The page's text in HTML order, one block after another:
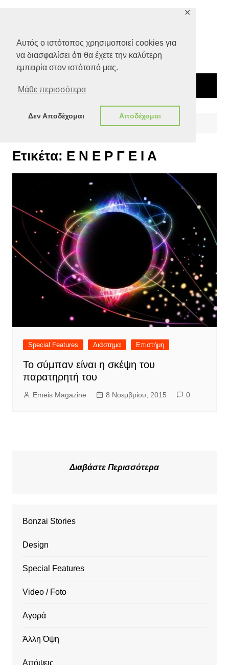
Αυτός ο ιστότοπος χρησιμοποιεί cookies για
να διασφαλίσει ότι θα έχετε την καλύτερη
εμπειρία στον ιστότοπό μας.
Μάθε περισσότερα
Δεν Αποδέχομαι Αποδέχομαι
✕
Ε Ν Ε Ρ Γ Ε Ι Α
Ετικέτα: Ε Ν Ε Ρ Γ Ε Ι Α
Special Features Διάστημα Επιστήμη
Το σύμπαν είναι η σκέψη του
παρατηρητή του
Emeis Magazine 8 Νοεμβρίου, 2015 0
Διαβάστε Περισσότερα
Bonzai Stories
Design
Special Features
Video / Foto
Αγορά
Άλλη Όψη
Απόψεις